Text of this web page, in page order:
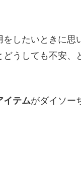
したいときに思
うしても不安、
イテムがダイソー